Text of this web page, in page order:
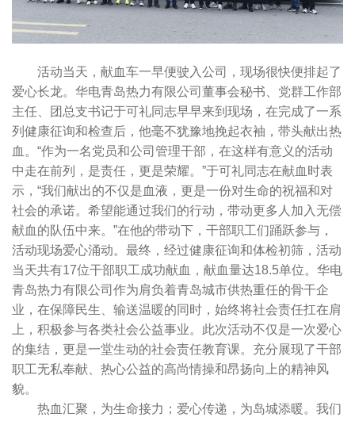
活动当天，献血车一早便驶入公司，现场很快便排起了
爱心长龙。华电青岛热力有限公司董事会秘书、党群工作部
主任、团总支书记于可礼同志早早来到现场，在完成了一系
列健康征询和检查后，他毫不犹豫地挽起衣袖，带头献出热
血。“作为一名党员和公司管理干部，在这样有意义的活动
中走在前列，是责任，更是荣耀。”于可礼同志在献血时表
示，“我们献出的不仅是血液，更是一份对生命的祝福和对
社会的承诺。希望能通过我们的行动，带动更多人加入无偿
献血的队伍中来。”在他的带动下，干部职工们踊跃参与，
活动现场爱心涌动。最终，经过健康征询和体检初筛，活动
当天共有17位干部职工成功献血，献血量达18.5单位。华电
青岛热力有限公司作为肩负着青岛城市供热重任的骨干企
业，在保障民生、输送温暖的同时，始终将社会责任扛在肩
上，积极参与各类社会公益事业。此次活动不仅是一次爱心
的集结，更是一堂生动的社会责任教育课。充分展现了干部
职工无私奉献、热心公益的高尚情操和昂扬向上的精神风
貌。
热血汇聚，为生命接力；爱心传递，为岛城添暖。我们